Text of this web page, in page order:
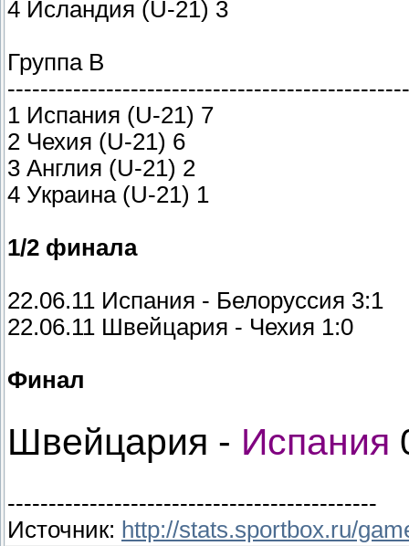
4 Исландия (U-21) 3
Группа B
1 Испания (U-21) 7
2 Чехия (U-21) 6
3 Англия (U-21) 2
4 Украина (U-21) 1
1/2 финала
22.06.11 Испания - Белоруссия 3:1
22.06.11 Швейцария - Чехия 1:0
Финал
Швейцария - Испания
---------------------------------------------
Источник: http://stats.sportbox.ru/